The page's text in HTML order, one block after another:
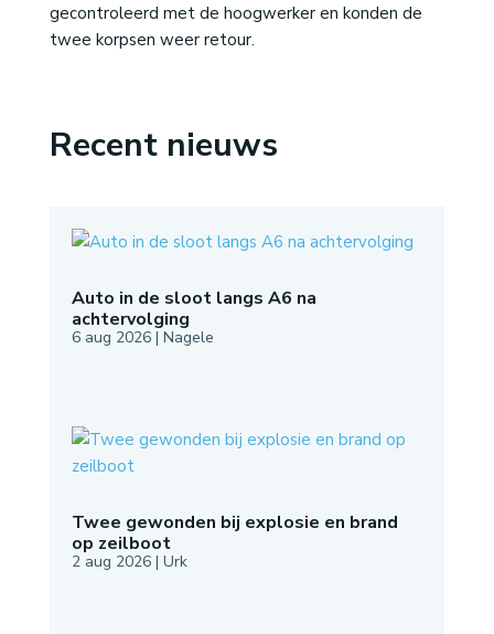
gecontroleerd met de hoogwerker en konden de
twee korpsen weer retour.
Recent nieuws
Auto in de sloot langs A6 na
achtervolging
6 aug 2026| Nagele
Twee gewonden bij explosie en brand
op zeilboot
2 aug 2026| Urk